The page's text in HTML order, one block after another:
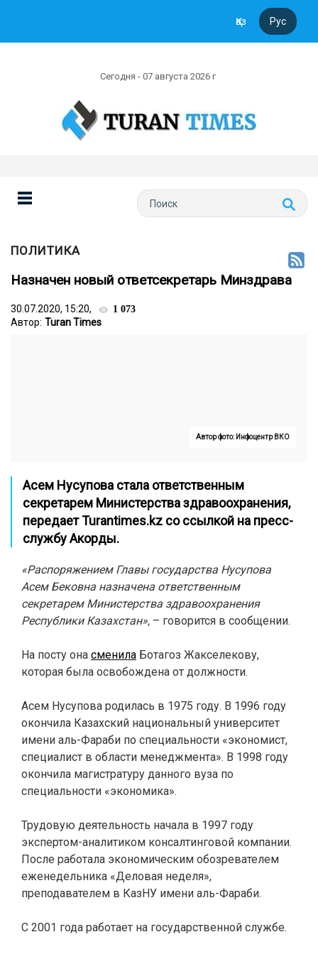
Қаз Рус
Сегодня - 07 августа 2026 г
ПОЛИТИКА
Назначен новый ответсекретарь Минздрава
30.07.2020, 15:20, 1 073
Автор: Turan Times
Автор фото: Инфоцентр ВКО
Асем Нусупова стала ответственным
секретарем Министерства здравоохранения,
передаетTurantimes.kz со ссылкой на пресс-
службу Акорды.
«Распоряжением Главы государства Нусупова
Асем Бековна назначена ответственным
секретарем Министерства здравоохранения
Республики Казахстан», – говорится в сообщении.
На посту она сменила Ботагоз Жакселекову,
которая была освобождена от должности.
Асем Нусупова родилась в 1975 году. В 1996 году
окончила Казахский национальный университет
имени аль-Фараби по специальности «экономист,
специалист в области менеджмента». В 1998 году
окончила магистратуру данного вуза по
специальности «экономика».
Трудовую деятельность начала в 1997 году
экспертом-аналитиком консалтинговой компании.
После работала экономическим обозревателем
еженедельника «Деловая неделя»,
преподавателем в КазНУ имени аль-Фараби.
С 2001 года работает на государственной службе.